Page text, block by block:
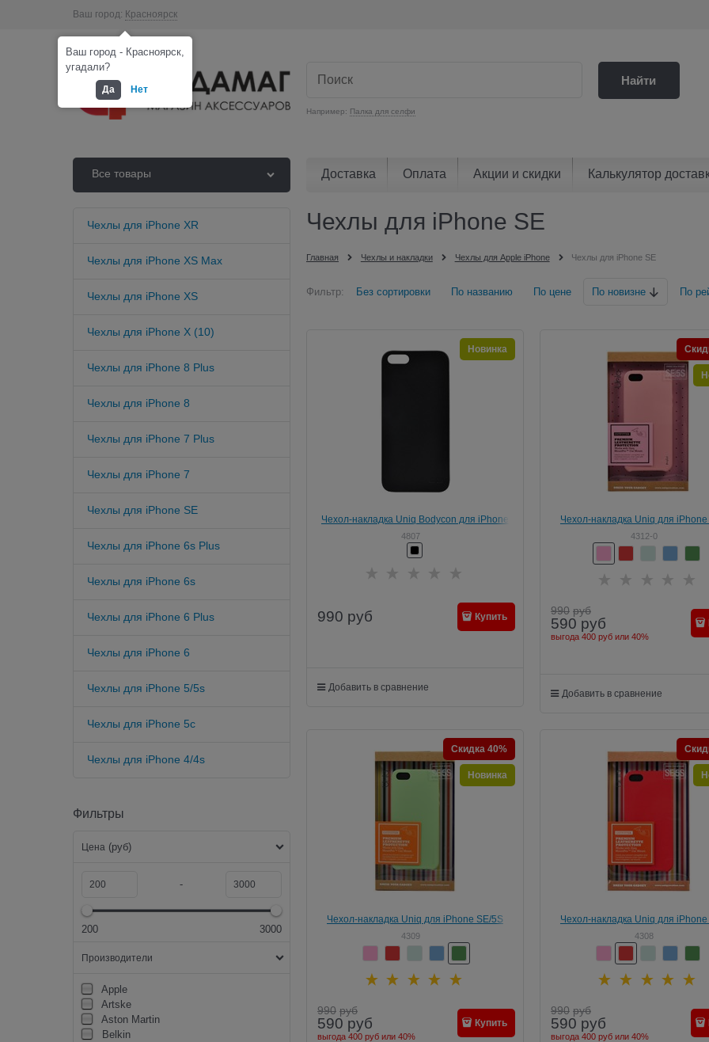
Ваш город: Красноярск
Например: Палка для селфи
Найти
Все товары Доставка Оплата Акции и скидки Калькулятор
Чехлы для iPhone XR
Чехлы для iPhone XS Max
Чехлы для iPhone XS
Чехлы для iPhone X (10)
Чехлы для iPhone 8 Plus
Чехлы для iPhone 8
Чехлы для iPhone 7 Plus
Чехлы для iPhone 7
Чехлы для iPhone SE
Чехлы для iPhone 6s Plus
Чехлы для iPhone 6s
Чехлы для iPhone 6 Plus
Чехлы для iPhone 6
Чехлы для iPhone 5/5s
Чехлы для iPhone 5c
Чехлы для iPhone 4/4s
Фильтры
Цена (руб)
-
200 3000
Производители
Apple
Artske
Aston Martin
Belkin
Чехлы для iPhone SE
Главная Чехлы и накладки Чехлы для Apple iPhone Чехлы для iPhone SE
Фильтр: Без сортировки По названию По цене По новизне По
Чехол-накладка Uniq Bodycon для iPhone
5/5S/SE (цвет "черный") (IPSEHYB-BDCBLK)
4807
Новинка
990 руб Купить
Добавить в сравнение
Чехол-накладка Uniq для iPhone
Outfitter Red , цвет "Розовый"
PASPNK)
4312-0
990 руб
590 руб
выгода 400 рубили 40%
Добавить в сравнение
Чехол-накладка Uniq для iPhone SE/5S
Outfitter Green, цвет "зеленый" (IPSEHYB-
OFTRGRN)
4309
Скидка 40%
Новинка
990 руб
590 руб
выгода 400 руб или 40%
Купить
Чехол-накладка Uniq для iPhone
Outfitter Red , цвет "красный"
OFTRRED)
4308
990 руб
590 руб
выгода 400 рубили 40%
Ваш город - Красноярск,
угадали?
Да Нет